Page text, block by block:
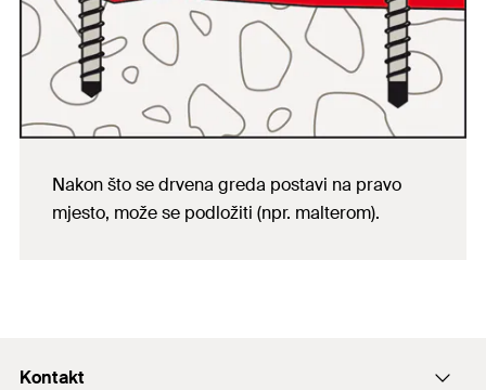
Nakon što se drvena greda postavi na pravo
mjesto, može se podložiti (npr. malterom).
Kontakt